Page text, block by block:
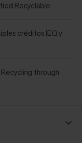
Recyclable
créditos IEQ y
through